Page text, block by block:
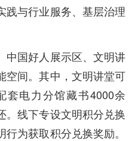
践与行业服务、基层治理
中国好人展示区、文明讲
空间。其中，文明讲堂可
套电力分馆藏书4000余
。线下专设文明积分兑换
为获取积分兑换奖励。